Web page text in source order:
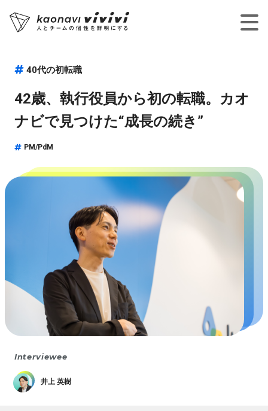
40代の初転職
42歳、執行役員から初の転職。カオ
ナビで見つけた“成長の続き”
PM/PdM
Interviewee
井上 英樹